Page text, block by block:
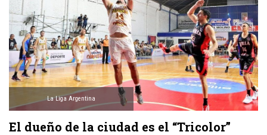
La Liga Argentina
El dueño de la ciudad es el “Tricolor”